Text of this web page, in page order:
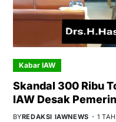
Kabar IAW
Skandal 300 Ribu
IAW Desak
BYREDAKSI IAWNEWS 1